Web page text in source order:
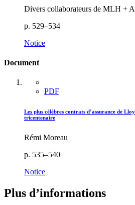
Divers collaborateurs de MLH +
p. 529–534
Notice
Document
PDF
Les plus célèbres contrats d’assurance de
tricentenaire
Rémi Moreau
p. 535–540
Notice
Plus d’informations